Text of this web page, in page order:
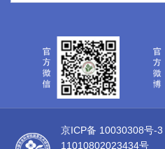
京ICP备 10030308号-3
11010802023434号